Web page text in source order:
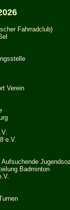
Fahrradclub)
Verein
e.V.
Badminton